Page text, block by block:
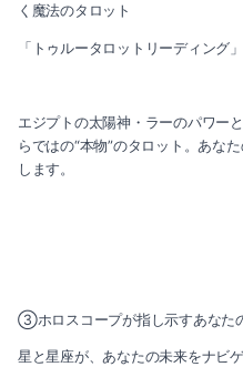
く魔法のタロット
「トゥルータロットリーディング
エジプトの太陽神・ラーのパワー
らではの“本物”のタロット。あな
します。
③ホロスコープが指し示すあなた
星と星座が、あなたの未来をナビゲ